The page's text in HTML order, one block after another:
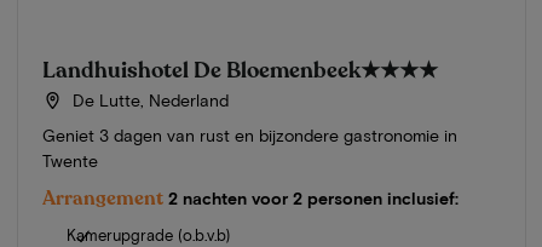
Landhuishotel De Bloemenbeek★★★★
De Lutte, Nederland
Geniet 3 dagen van rust en bijzondere gastronomie in
Twente
Arrangement 2 nachten voor 2 personen inclusief:
Kamerupgrade (o.b.v.b)